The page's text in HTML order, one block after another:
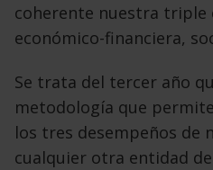
coherente nuestra triple
económico-financiera,
Se trata del tercer año
metodología que
los tres desempeños de
cualquier otra entidad